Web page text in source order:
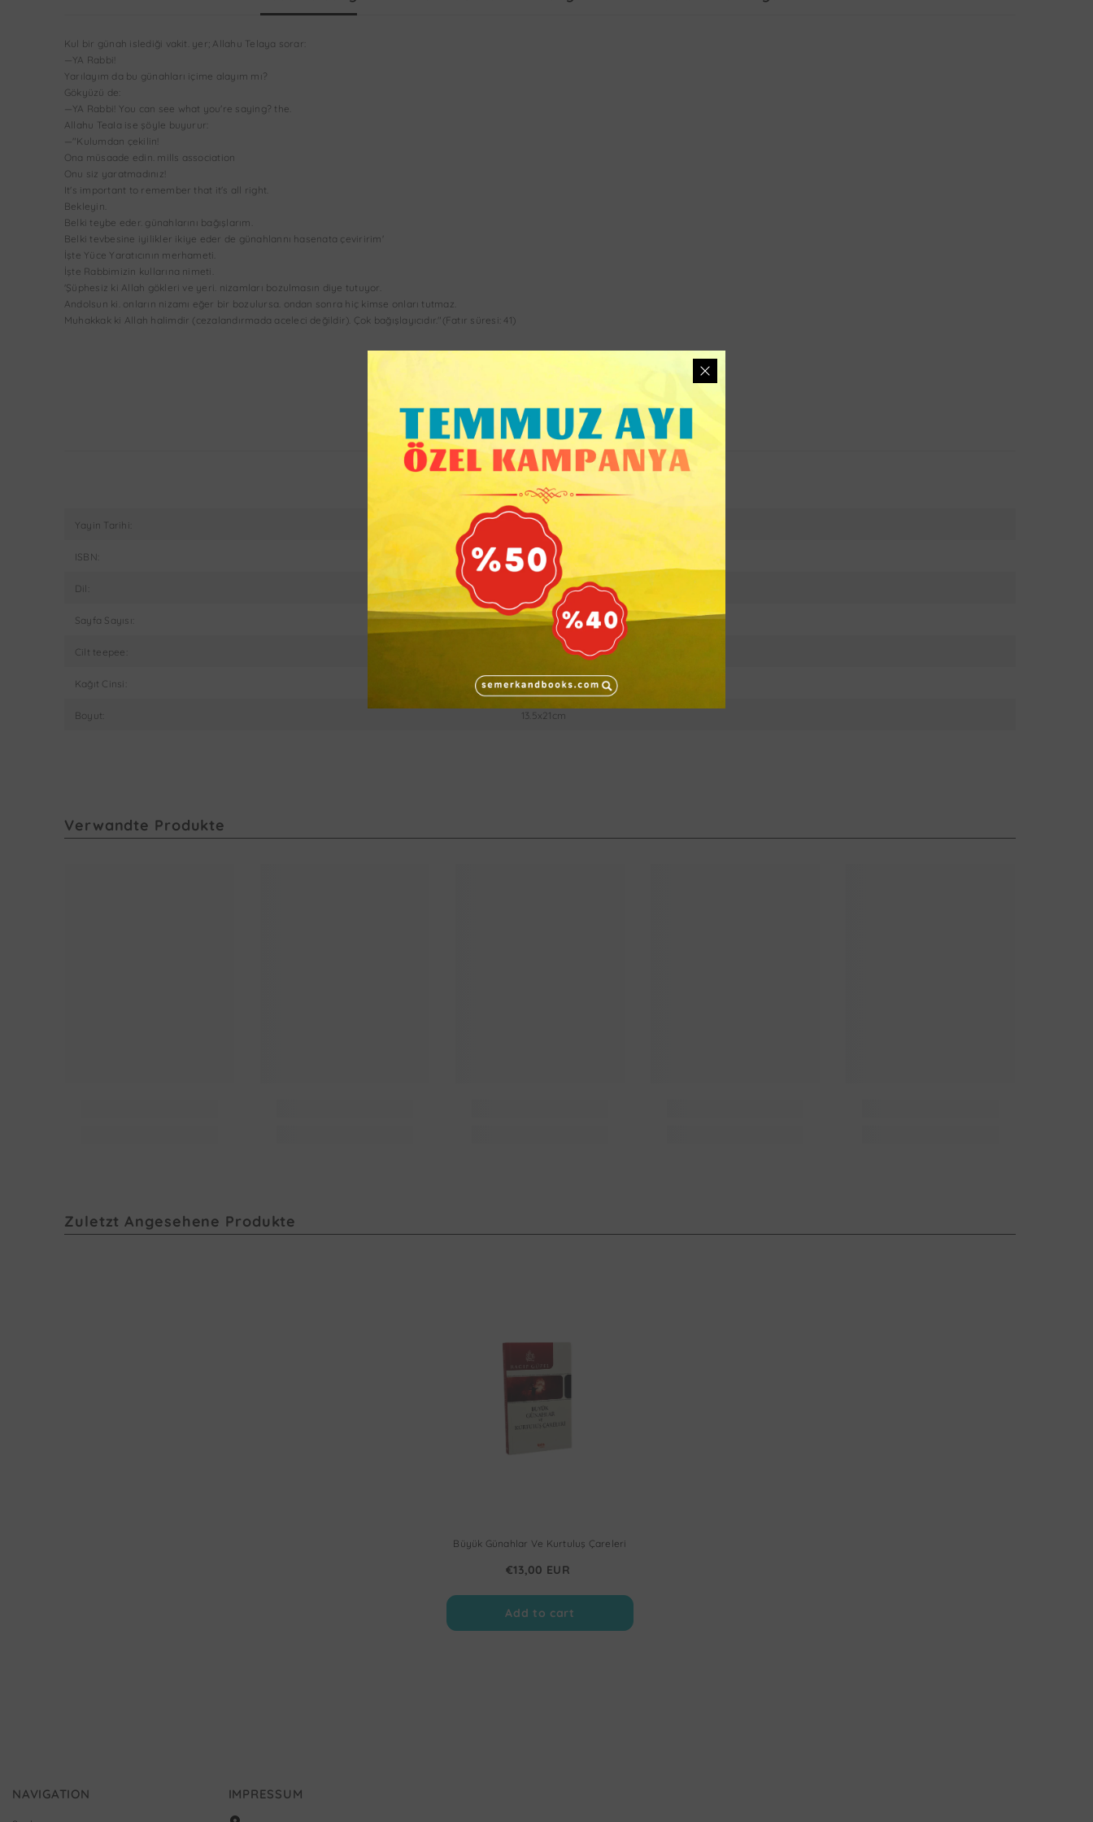
Kul bir günah islediği vakit. yer; Allahu Telaya sorar:
—YA Rabbi!
Yarılayım da bu günahları içime alayım mı?
Gökyüzü de:
—YA Rabbi! You can see what you're saying? the.
Allahu TeaIa ise şöyle buyurur:
—"Kulumdan çekilin!
Ona müsaade edin. mills association
Onu siz yaratmadınız!
It's important to remember that it's all right.
Bekleyin.
Belki teybe eder. günahlarını bağışlarım.
Belki tevbesine iyilikler ikiye eder de günahlannı hasenata çeviririm'
İşte Yüce Yaratıcının merhameti.
İşte Rabbimizin kullarına nimeti.
'Şüphesiz ki Allah gökleri ve yeri. nizamları bozulmasın diye tutuyor.
Andolsun ki. onların nizamı eğer bir bozulursa. ondan sonra hiç kimse onları tutmaz.
Muhakkak ki Allah halimdir (cezalandırmada aceleci değildir). Çok bağışlayıcıdır."(Fatır süresi: 41)
Yayin Tarihi: 02/26/2016
ISBN: 9786059844376
Dil: TÜRKÇE
Sayfa Sayısı: 272
Cilt teepee: Cardboard box
Kağıt Cinsi: Kitap Kagidı
Boyut: 13.5x21cm
Verwandte Produkte
Zuletzt Angesehene Produkte
Büyük Günahlar Ve Kurtuluş Çareleri
€13,00 EUR
Add to cart
NAVIGATION IMPRESSUM